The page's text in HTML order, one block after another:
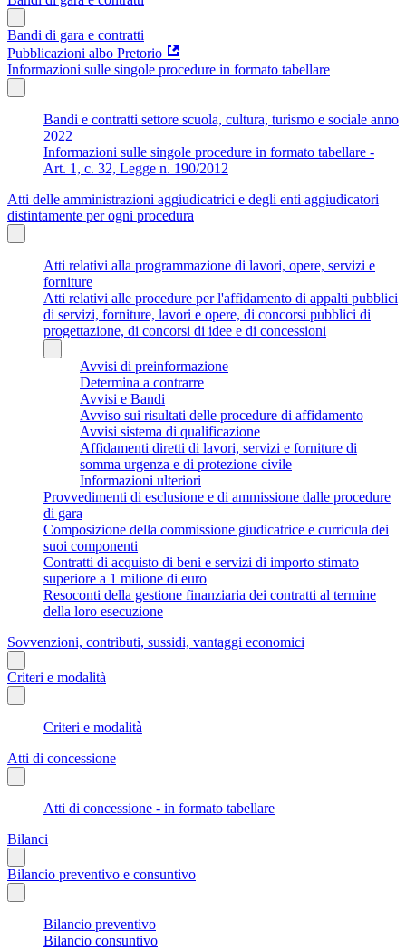
Bandi di gara e contratti
Pubblicazioni albo Pretorio
Informazioni sulle singole procedure in formato tabellare
Bandi e contratti settore scuola, cultura, turismo e sociale anno
2022
Informazioni sulle singole procedure in formato tabellare -
Art. 1, c. 32, Legge n. 190/2012
Atti delle amministrazioni aggiudicatrici e degli enti aggiudicatori
distintamente per ogni procedura
Atti relativi alla programmazione di lavori, opere, servizi e
forniture
Atti relativi alle procedure per l'affidamento di appalti pubblici
di servizi, forniture, lavori e opere, di concorsi pubblici di
progettazione, di concorsi di idee e di concessioni
Avvisi di preinformazione
Determina a contrarre
Avvisi e Bandi
Avviso sui risultati delle procedure di affidamento
Avvisi sistema di qualificazione
Affidamenti diretti di lavori, servizi e forniture di
somma urgenza e di protezione civile
Informazioni ulteriori
Provvedimenti di esclusione e di ammissione dalle procedure
di gara
Composizione della commissione giudicatrice e curricula dei
suoi componenti
Contratti di acquisto di beni e servizi di importo stimato
superiore a 1 milione di euro
Resoconti della gestione finanziaria dei contratti al termine
della loro esecuzione
Sovvenzioni, contributi, sussidi, vantaggi economici
Criteri e modalità
Criteri e modalità
Atti di concessione
Atti di concessione - in formato tabellare
Bilanci
Bilancio preventivo e consuntivo
Bilancio preventivo
Bilancio consuntivo